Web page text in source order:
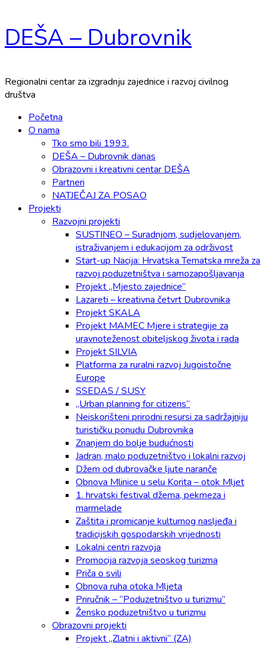
Skip
to
DEŠA – Dubrovnik
Regionalni centar za izgradnju zajednice i razvoj civilnog
društva
Primary
Menu
Početna
O nama
Tko smo bili 1993.
DEŠA – Dubrovnik danas
Obrazovni i kreativni centar DEŠA
Partneri
NATJEČAJ ZA POSAO
Projekti
Razvojni projekti
SUSTINEO – Suradnjom, sudjelovanjem,
istraživanjem i edukacijom za održivost
Start-up Nacija: Hrvatska Tematska mreža za
razvoj poduzetništva i samozapošljavanja
Projekt „Mjesto zajednice“
Lazareti – kreativna četvrt Dubrovnika
Projekt SKALA
Projekt MAMEC Mjere i strategije za
uravnoteženost obiteljskog života i rada
Projekt SILVIA
Platforma za ruralni razvoj Jugoistočne
Europe
SSEDAS / SUSY
„Urban planning for citizens“
Neiskorišteni prirodni resursi za sadržajniju
turističku ponudu Dubrovnika
Znanjem do bolje budućnosti
Jadran, malo poduzetništvo i lokalni razvoj
Džem od dubrovačke ljute naranče
Obnova Mlinice u selu Korita – otok Mljet
1. hrvatski festival džema, pekmeza i
marmelade
Zaštita i promicanje kulturnog nasljeđa i
tradicijskih gospodarskih vrijednosti
Lokalni centri razvoja
Promocija razvoja seoskog turizma
Priča o svili
Obnova ruha otoka Mljeta
Priručnik – “Poduzetništvo u turizmu”
Žensko poduzetništvo u turizmu
Obrazovni projekti
Projekt „Zlatni i aktivni“ (ZA)